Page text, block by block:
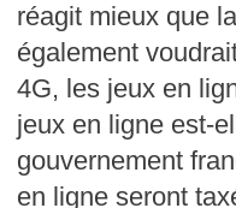
réagit mieux que
également
4G, les jeux en
jeux en ligne est-
gouvernement
en ligne seront